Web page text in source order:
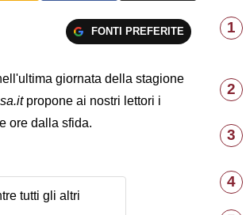
FONTI PREFERITE
giornata della stagione
propone ai nostri lettori i
ore dalla sfida.
tutti gli altri
1
2
3
4